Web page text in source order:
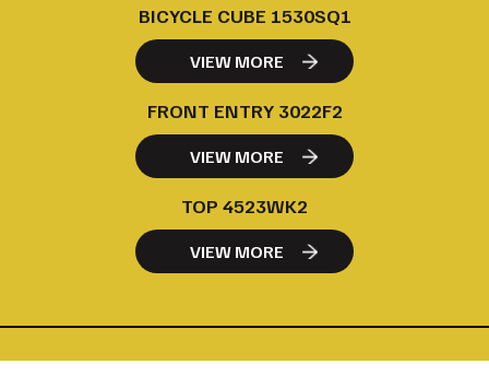
BICYCLE CUBE 1530SQ1
VIEW MORE
FRONT ENTRY 3022F2
VIEW MORE
TOP 4523WK2
VIEW MORE